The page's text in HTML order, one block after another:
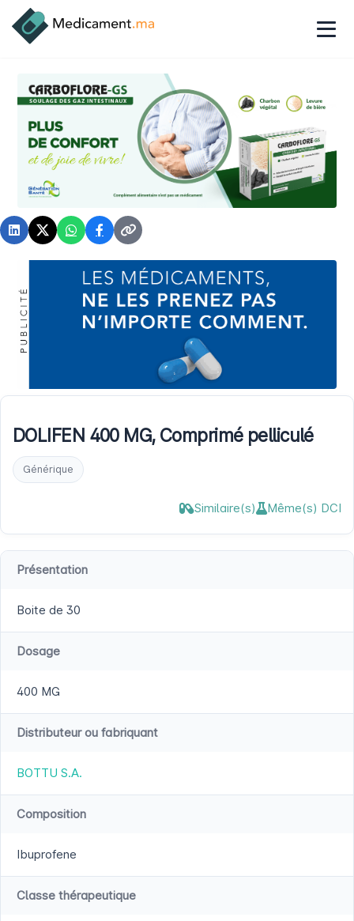
DOLIFEN 400 MG, Comprimé pelliculé
Générique
Similaire(s) Même(s) DCI
Présentation
Boite de 30
Dosage
400 MG
Distributeur ou fabriquant
BOTTU S.A.
Composition
Ibuprofene
Classe thérapeutique